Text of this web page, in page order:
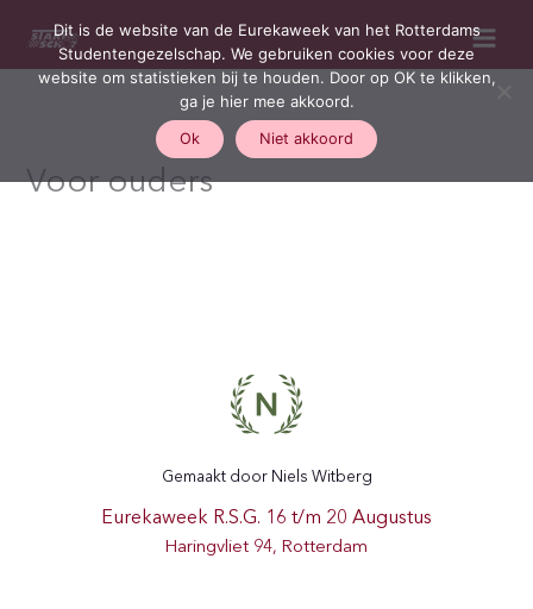
naar
de
Voor ouders
Gemaakt door Niels Witberg
Eurekaweek R.S.G. 16 t/m 20 Augustus
Haringvliet 94, Rotterdam
Dit is de website van de Eurekaweek van het Rotterdams
Studentengezelschap. We gebruiken cookies voor deze
website om statistieken bij te houden. Door op OK te klikken,
ga je hier mee akkoord.
Ok Niet akkoord